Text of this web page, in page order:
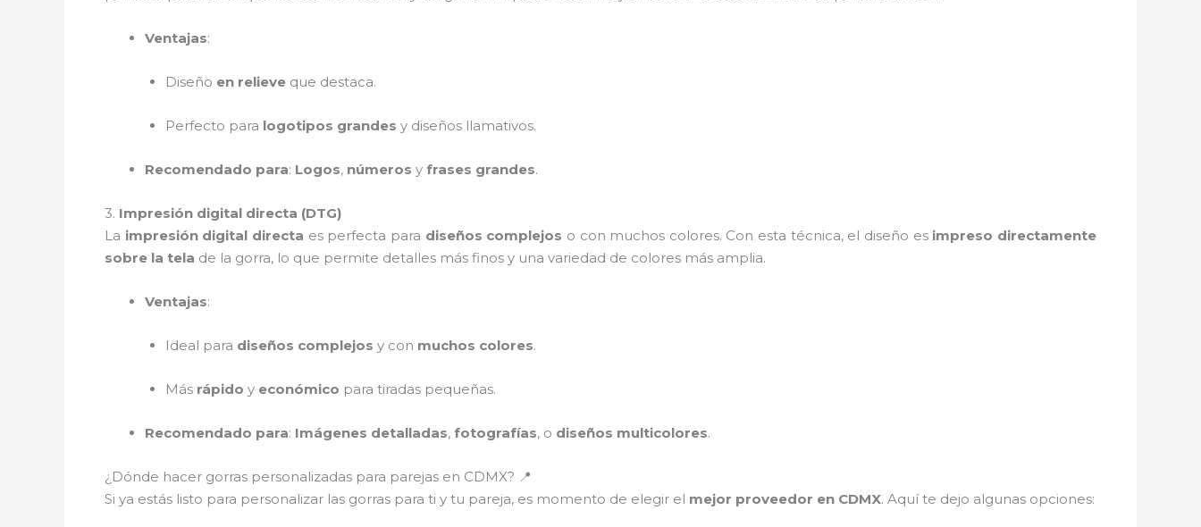
Ventajas:
Diseño en relieveque destaca.
Perfecto para logotipos grandes y diseños llamativos.
Recomendado para: Logos, números y frases grandes.
3. Impresión digital directa (DTG)
La impresión digital directa es perfecta para diseños complejos o con muchos colores. Con esta técnica, el diseño es impreso directamente
sobre la tela de la gorra, lo que permite detalles más finos y una variedad de colores más amplia.
Ventajas:
Ideal para diseños complejos y con muchos colores.
Más rápido y económico para tiradas pequeñas.
Recomendado para: Imágenes detalladas, fotografías, o diseños multicolores.
¿Dónde hacer gorras personalizadas para parejas en CDMX? 📍
Si ya estás listo para personalizar las gorras para ti y tu pareja, es momento de elegir el mejor proveedor en CDMX. Aquí te dejo algunas opciones: